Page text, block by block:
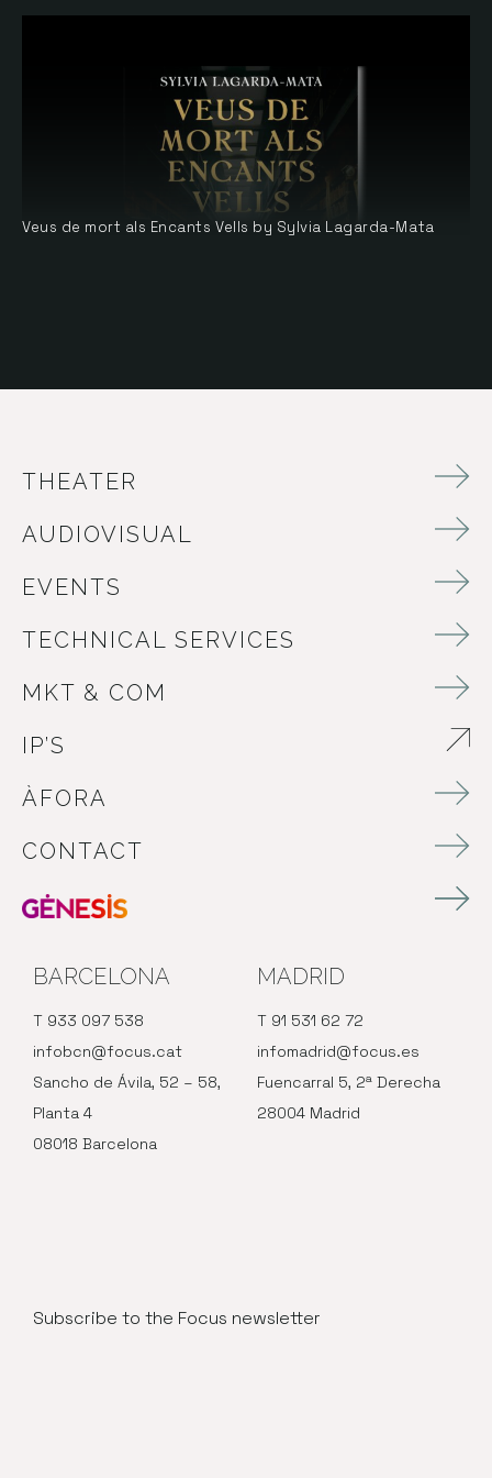
Veus de mort als Encants Vells by Sylvia Lagarda-Mata
THEATER
AUDIOVISUAL
EVENTS
TECHNICAL SERVICES
MKT & COM
IP’S
ÀFORA
CONTACT
BARCELONA
T 933 097 538
infobcn@focus.cat
Sancho de Ávila, 52 – 58,
Planta 4
08018 Barcelona
MADRID
T 91 531 62 72
infomadrid@focus.es
Fuencarral 5, 2ª Derecha
28004 Madrid
Subscribe to the Focus newsletter